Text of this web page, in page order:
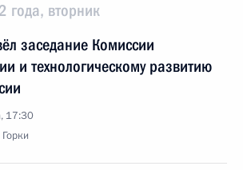
года, вторник
заседание Комиссии
и технологическому развитию
17:30